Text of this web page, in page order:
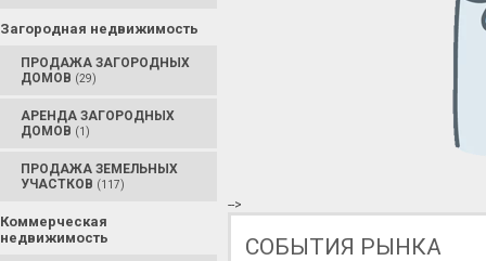
Загородная недвижимость
ПРОДАЖА ЗАГОРОДНЫХ
ДОМОВ (29)
АРЕНДА ЗАГОРОДНЫХ
ДОМОВ (1)
ПРОДАЖА ЗЕМЕЛЬНЫХ
УЧАСТКОВ (117)
Коммерческая
недвижимость
-->
СОБЫТИЯ РЫНКА